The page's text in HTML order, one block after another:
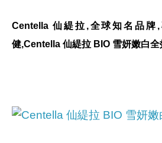
Centella 仙緹拉,全球知名品
健,Centella 仙緹拉 BIO 雪妍嫩白全